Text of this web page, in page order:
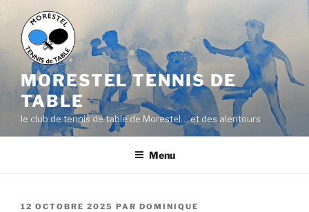
contenu
principal
MORESTEL TENNIS DE
TABLE
le club de tennis de table de Morestel… et des alentours
Menu
PUBLIÉ
12 OCTOBRE 2025 PAR DOMINIQUE